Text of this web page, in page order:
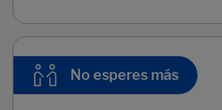
No esperes más